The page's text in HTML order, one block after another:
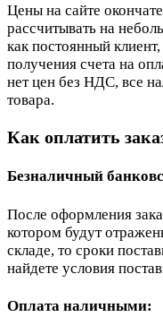
Цены на сайте
рассчитывать на
как постоянный
получения счета на
нет цен без НДС, все
товара.
Как оплатить
Безналичный
После оформления
котором будут
складе, то сроки
найдете условия
Оплата наличными: